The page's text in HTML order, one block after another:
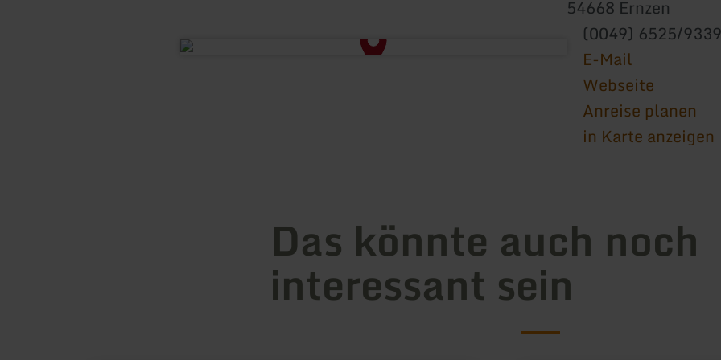
54668 Ernzen
(0049) 6525/
E-Mail
Webseite
Anreise planen
in Karte anzeigen
Das könnte auch noch
interessant sein